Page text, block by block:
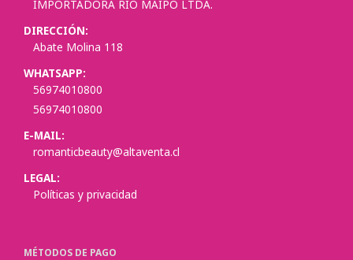
IMPORTADORA RIO MAIPO LTDA.
DIRECCIÓN:
Abate Molina 118
WHATSAPP:
56974010800
56974010800
E-MAIL:
romanticbeauty@altaventa.cl
LEGAL:
Políticas y privacidad
MÉTODOS DE PAGO